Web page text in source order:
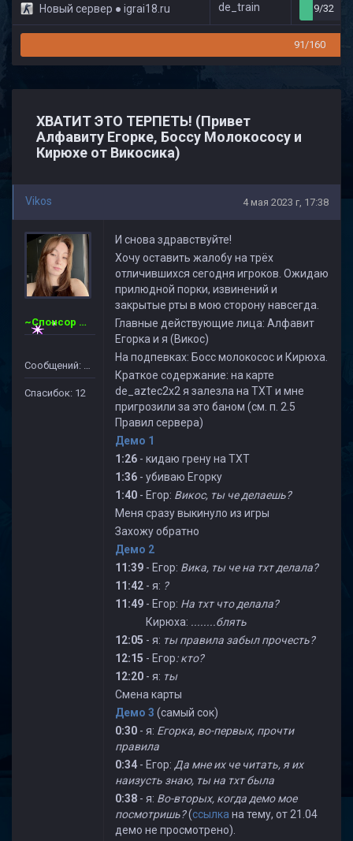
Новый сервер ● igrai18.ru de_train 9/32
91/160
ХВАТИТ ЭТО ТЕРПЕТЬ! (Привет
Алфавиту Егорке, Боссу Молокососу и
Кирюхе от Викосика)
Vikos 4 мая 2023 г, 17:38
~Спонсор Сервера~ CSDM ©
Сообщений: 95
Спасибок: 12
И снова здравствуйте!
Хочу оставить жалобу на трёх
отличившихся сегодня игроков. Ожидаю
прилюдной порки, извинений и
закрытые рты в мою сторону навсегда.
Главные действующие лица: Алфавит
Егорка и я (Викос)
На подпевках: Босс молокосос и Кирюха.
Краткое содержание: на карте
de_aztec2x2 я залезла на ТХТ и мне
пригрозили за это баном (см. п. 2.5
Правил сервера)
Демо 1
1:26 - кидаю грену на ТХТ
1:36 - убиваю Егорку
1:40 - Егор: Викос, ты че делаешь?
Меня сразу выкинуло из игры
Захожу обратно
Демо 2
11:39 - Егор: Вика, ты че на тхт делала?
11:42 - я: ?
11:49 - Егор: На тхт что делала?
Кирюха: ........блять
12:05 - я: ты правила забыл прочесть?
12:15 - Егор: кто?
12:20 - я: ты
Смена карты
Демо 3 (самый сок)
0:30 - я: Егорка, во-первых, прочти
правила
0:34 - Егор: Да мне их че читать, я их
наизусть знаю, ты на тхт была
0:38 - я: Во-вторых, когда демо мое
посмотришь?(ссылка на тему, от 21.04
демо не просмотрено).